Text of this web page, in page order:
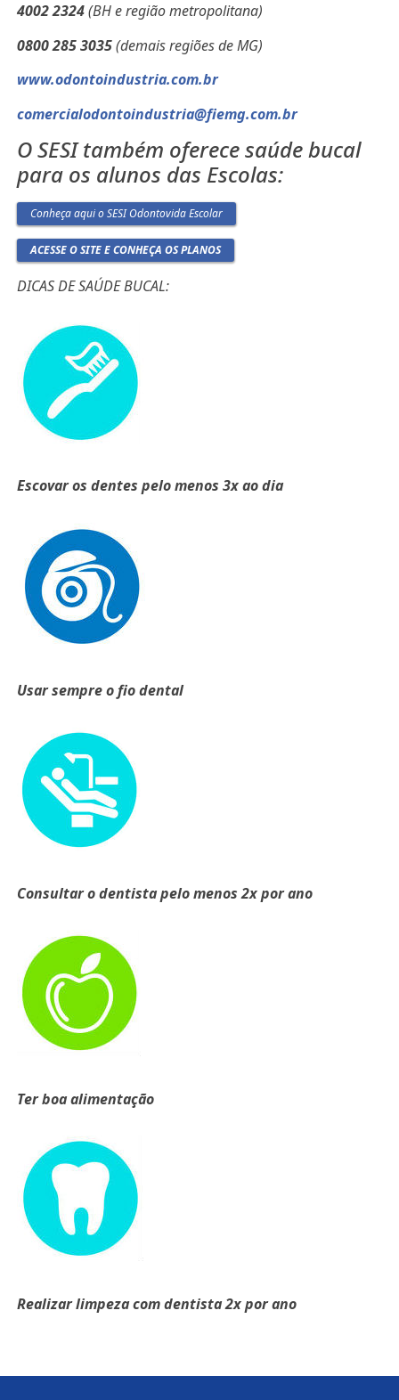
4002 2324(BH e região metropolitana)
0800 285 3035(demais regiões de MG)
www.odontoindustria.com.br
comercialodontoindustria@fiemg.com.br
O SESI também oferece saúde bucal
para os alunos das Escolas:
Conheça aqui o SESI Odontovida Escolar
ACESSE O SITE E CONHEÇA OS PLANOS
DICAS DE SAÚDE BUCAL:
Escovar os dentes pelo menos 3x ao dia
Usar sempre o fio dental
Consultar o dentista pelo menos 2x por ano
Ter boa alimentação
Realizar limpeza com dentista 2x por ano